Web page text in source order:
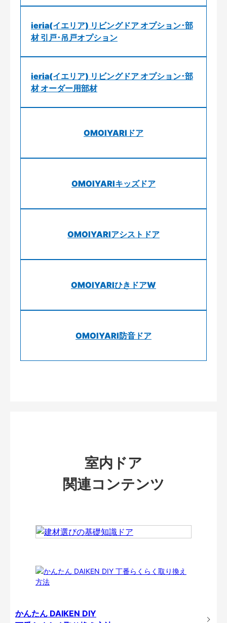
ieria(イエリア) リビングドア オプション･部
材 引戸･吊戸オプション
ieria(イエリア) リビングドア オプション･部
材 オーダー用部材
OMOIYARIドア
OMOIYARIキッズドア
OMOIYARIアシストドア
OMOIYARIひきドアW
OMOIYARI防音ドア
室内ドア
関連コンテンツ
かんたん DAIKEN DIY